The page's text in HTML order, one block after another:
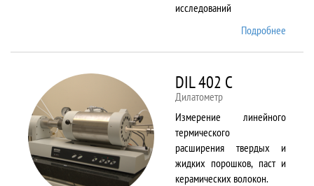
исследований
Подробнее
DIL 402 C
Дилатометр
Измерение линейного
термического
расширения твердых и
жидких порошков, паст и
керамических волокон.